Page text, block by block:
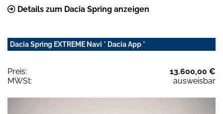
Details zum Dacia Spring anzeigen
Dacia Spring EXTREME Navi * Dacia App *
Preis:
13.600,00 €
MWSt:
ausweisbar